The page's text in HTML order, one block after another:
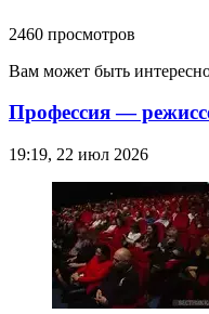
2460 просмотров
Вам может быть
Профессия —
19:19, 22 июл 2026